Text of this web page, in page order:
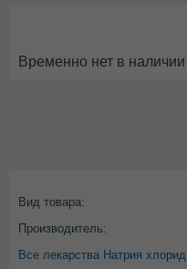
Временно нет в наличии
Вид товара:
Производитель:
Все лекарства Натрия хлорид